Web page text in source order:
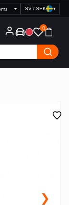
SV / SEK ▾
0
❯